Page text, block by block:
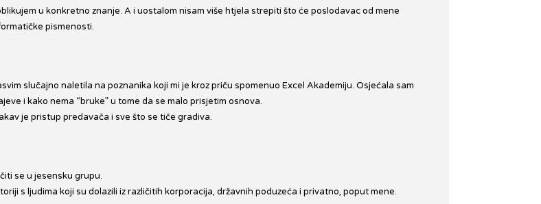
u konkretno znanje. A i uostalom nisam više htjela strepiti što će poslodavac od mene
pismenosti.
slučajno naletila na poznanika koji mi je kroz priču spomenuo Excel Akademiju. Osjećala sam
i kako nema “bruke” u tome da se malo prisjetim osnova.
je pristup predavača i sve što se tiče gradiva.
se u jesensku grupu.
s ljudima koji su dolazili iz različitih korporacija, državnih poduzeća i privatno, poput mene.